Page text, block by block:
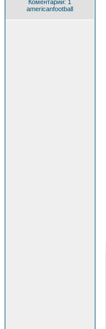
Коментарии: 1
americanfootball